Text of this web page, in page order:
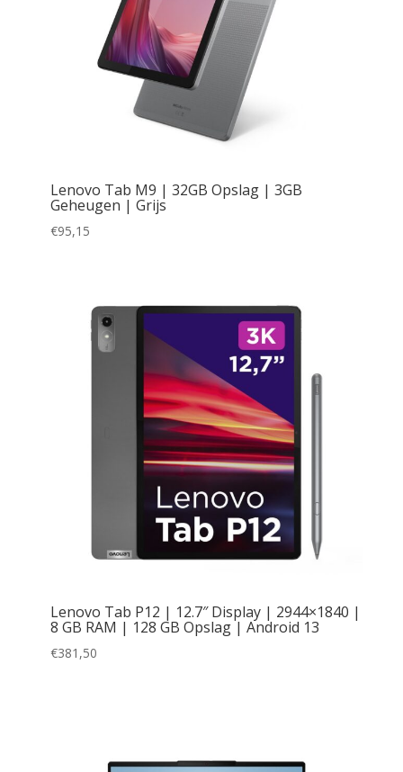
Lenovo Tab M9 | 32GB Opslag | 3GB
Geheugen | Grijs
€95,15
Lenovo Tab P12 | 12.7″ Display | 2944×1840 |
8 GB RAM | 128 GB Opslag | Android 13
€381,50